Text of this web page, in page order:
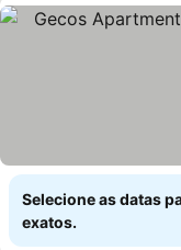
Selecione as datas
exatos.